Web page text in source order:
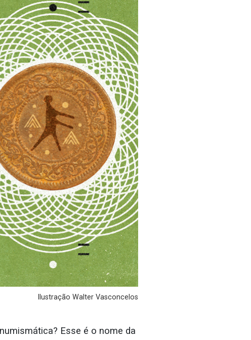
Ilustração Walter Vasconcelos
Esse é o nome da